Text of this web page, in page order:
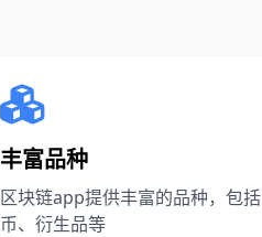
丰富品种
区块链app提供丰富的品种，包括
币、衍生品等